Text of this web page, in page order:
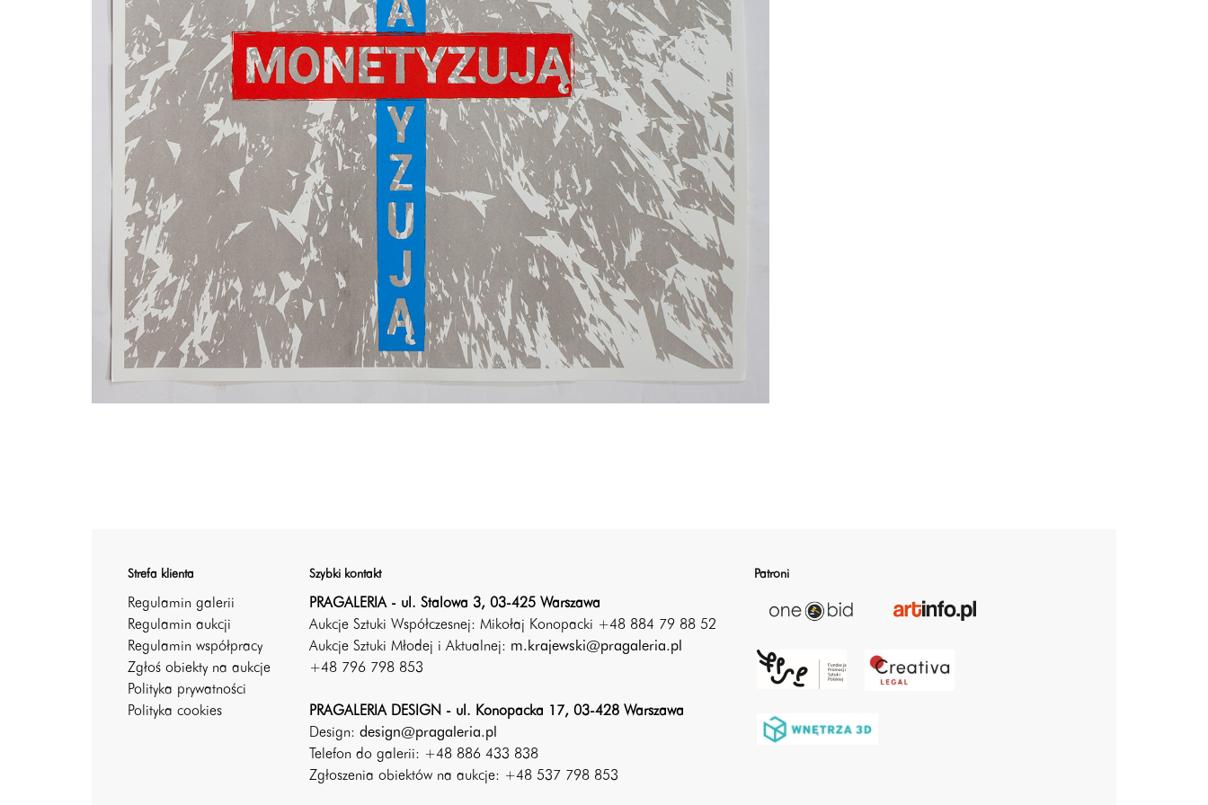
Strefa klienta
Regulamin galerii
Regulamin aukcji
Regulamin współpracy
Zgłoś obiekty na aukcje
Polityka prywatności
Polityka cookies
Szybki kontakt
PRAGALERIA - ul. Stalowa 3, 03-425 Warszawa
Aukcje Sztuki Współczesnej: Mikołaj Konopacki +48 884 79 88 52
Aukcje Sztuki Młodej i Aktualnej: m.krajewski@pragaleria.pl
+48 796 798 853
PRAGALERIA DESIGN - ul. Konopacka 17, 03-428 Warszawa
Design: design@pragaleria.pl
Telefon do galerii: +48 886 433 838
Zgłoszenia obiektów na aukcje: +48 537 798 853
Patroni